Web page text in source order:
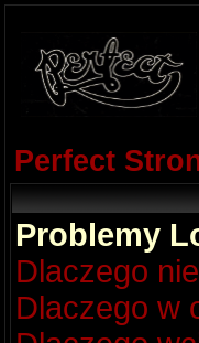
Perfect
Problemy
Dlaczego
Dlaczego w